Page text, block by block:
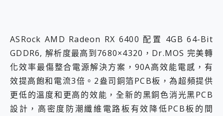
ASRock AMD Radeon RX 6400 配置 4GB 64-Bit
GDDR6, 解析度最高到7680×4320，Dr.MOS 完美轉
化效率最傷整合電源解決方案，90A高效能電感，有
效提高飽和電流3倍。2盎司銅箔PCB板，為超頻提供
更低的溫度和更高的效能，全新的黑銅色消光黑PCB
設計，高密度防潮纖維電路板有效降低PCB板的間